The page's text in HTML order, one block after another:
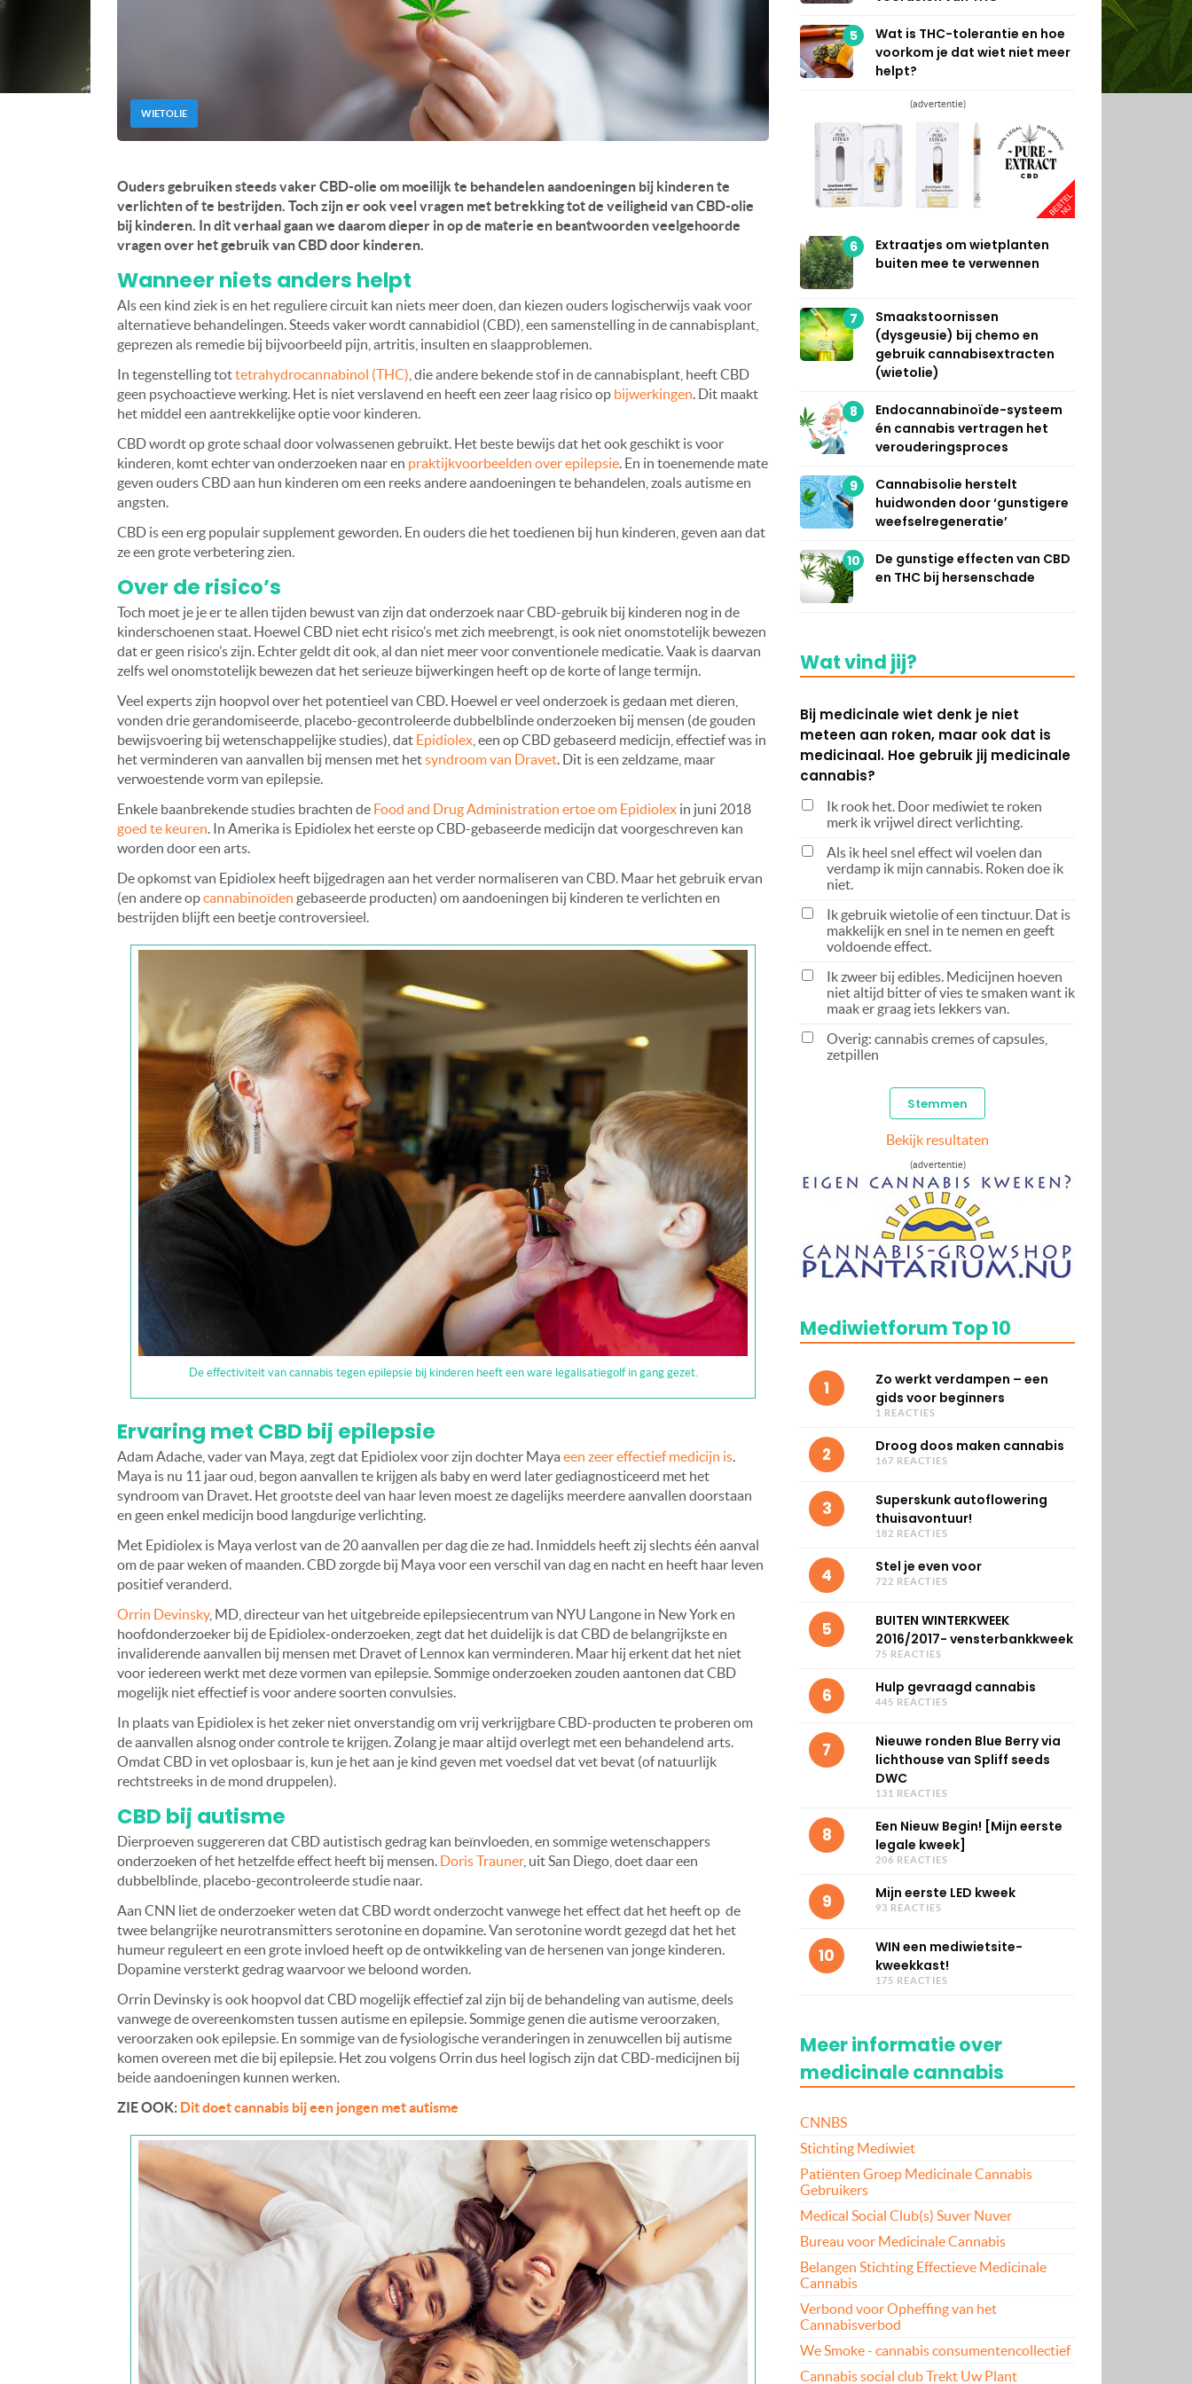
WIETOLIE
Ouders gebruiken steeds vaker CBD-olie om moeilijk te behandelen aandoeningen bij kinderen te
verlichten of te bestrijden. Toch zijn er ook veel vragen met betrekking tot de veiligheid van CBD-olie
bij kinderen. In dit verhaal gaan we daarom dieper in op de materie en beantwoorden veelgehoorde
vragen over het gebruik van CBD door kinderen.
Wanneer niets anders helpt
Als een kind ziek is en het reguliere circuit kan niets meer doen, dan kiezen ouders logischerwijs vaak voor
alternatieve behandelingen. Steeds vaker wordt cannabidiol (CBD), een samenstelling in de cannabisplant,
geprezen als remedie bij bijvoorbeeld pijn, artritis, insulten en slaapproblemen.
In tegenstelling tottetrahydrocannabinol (THC) , die andere bekende stof in de cannabisplant, heeft CBD
geen psychoactieve werking. Het is niet verslavend en heeft een zeer laag risico op bijwerkingen. Dit maakt
het middel een aantrekkelijke optie voor kinderen.
CBD wordt op grote schaal door volwassenen gebruikt. Het beste bewijs dat het ook geschikt is voor
kinderen, komt echter van onderzoeken naar en praktijkvoorbeelden over epilepsie. En in toenemende mate
geven ouders CBD aan hun kinderen om een reeks andere aandoeningen te behandelen, zoals autisme en
angsten.
CBD is een erg populair supplement geworden. En ouders die het toedienen bij hun kinderen, geven aan dat
ze een grote verbetering zien.
Over de risico’s
Toch moet je je er te allen tijden bewust van zijn dat onderzoek naar CBD-gebruik bij kinderen nog in de
kinderschoenen staat. Hoewel CBD niet echt risico’s met zich meebrengt, is ook niet onomstotelijk bewezen
dat er geen risico’s zijn. Echter geldt dit ook, al dan niet meer voor conventionele medicatie. Vaak is daarvan
zelfs wel onomstotelijk bewezen dat het serieuze bijwerkingen heeft op de korte of lange termijn.
Veel experts zijn hoopvol over het potentieel van CBD. Hoewel er veel onderzoek is gedaan met dieren,
vonden drie gerandomiseerde, placebo-gecontroleerde dubbelblinde onderzoeken bij mensen (de gouden
bewijsvoering bij wetenschappelijke studies), dat Epidiolex , een op CBD gebaseerd medicijn, effectief was in
het verminderen van aanvallen bij mensen met hetsyndroom van Dravet. Dit is een zeldzame, maar
verwoestende vorm van epilepsie.
Enkele baanbrekende studies brachten de Food and Drug Administration ertoe om Epidiolex in juni 2018
goed te keuren. In Amerika is Epidiolex het eerste op CBD-gebaseerde medicijn dat voorgeschreven kan
worden door een arts.
De opkomst van Epidiolex heeft bijgedragen aan het verder normaliseren van CBD. Maar het gebruik ervan
(en andere opcannabinoïden gebaseerde producten) om aandoeningen bij kinderen te verlichten en
bestrijden blijft een beetje controversieel.
De effectiviteit van cannabis tegen epilepsie bij kinderen heeft een ware legalisatiegolf in gang gezet.
Ervaring met CBD bij epilepsie
Adam Adache, vader van Maya, zegt dat Epidiolex voor zijn dochter Maya een zeer effectief medicijn is.
Maya is nu 11 jaar oud, begon aanvallen te krijgen als baby en werd later gediagnosticeerd met het
syndroom van Dravet. Het grootste deel van haar leven moest ze dagelijks meerdere aanvallen doorstaan
en geen enkel medicijn bood langdurige verlichting.
Met Epidiolex is Maya verlost van de 20 aanvallen per dag die ze had. Inmiddels heeft zij slechts één aanval
om de paar weken of maanden. CBD zorgde bij Maya voor een verschil van dag en nacht en heeft haar leven
positief veranderd.
Orrin Devinsky, MD, directeur van het uitgebreide epilepsiecentrum van NYU Langone in New York en
hoofdonderzoeker bij de Epidiolex-onderzoeken, zegt dat het duidelijk is dat CBD de belangrijkste en
invaliderende aanvallen bij mensen met Dravet of Lennox kan verminderen. Maar hij erkent dat het niet
voor iedereen werkt met deze vormen van epilepsie. Sommige onderzoeken zouden aantonen dat CBD
mogelijk niet effectief is voor andere soorten convulsies.
In plaats van Epidiolex is het zeker niet onverstandig om vrij verkrijgbare CBD-producten te proberen om
de aanvallen alsnog onder controle te krijgen. Zolang je maar altijd overlegt met een behandelend arts.
Omdat CBD in vet oplosbaar is, kun je het aan je kind geven met voedsel dat vet bevat (of natuurlijk
rechtstreeks in de mond druppelen).
CBD bij autisme
Dierproeven suggereren dat CBD autistisch gedrag kan beïnvloeden, en sommige wetenschappers
onderzoeken of het hetzelfde effect heeft bij mensen. Doris Trauner, uit San Diego, doet daar een
dubbelblinde, placebo-gecontroleerde studie naar.
Aan CNN liet de onderzoeker weten dat CBD wordt onderzocht vanwege het effect dat het heeft op de
twee belangrijke neurotransmitters serotonine en dopamine. Van serotonine wordt gezegd dat het het
humeur reguleert en een grote invloed heeft op de ontwikkeling van de hersenen van jonge kinderen.
Dopamine versterkt gedrag waarvoor we beloond worden.
Orrin Devinsky is ook hoopvol dat CBD mogelijk effectief zal zijn bij de behandeling van autisme, deels
vanwege de overeenkomsten tussen autisme en epilepsie. Sommige genen die autisme veroorzaken,
veroorzaken ook epilepsie. En sommige van de fysiologische veranderingen in zenuwcellen bij autisme
komen overeen met die bij epilepsie. Het zou volgens Orrin dus heel logisch zijn dat CBD-medicijnen bij
beide aandoeningen kunnen werken.
ZIE OOK: Dit doet cannabis bij een jongen met autisme
5
Wat is THC-tolerantie en hoe
voorkom je dat wiet niet meer
helpt?
(advertentie)
6
Extraatjes om wietplanten
buiten mee te verwennen
7
Smaakstoornissen
(dysgeusie) bij chemo en
gebruik cannabisextracten
(wietolie)
8
Endocannabinoïde-systeem
én cannabis vertragen het
verouderingsproces
9
Cannabisolie herstelt
huidwonden door ‘gunstigere
weefselregeneratie’
10
De gunstige effecten van CBD
en THC bij hersenschade
Wat vind jij?
Bij medicinale wiet denk je niet
meteen aan roken, maar ook dat is
medicinaal. Hoe gebruik jij medicinale
cannabis?
Ik rook het. Door mediwiet te roken
merk ik vrijwel direct verlichting.
Als ik heel snel effect wil voelen dan
verdamp ik mijn cannabis. Roken doe ik
niet.
Ik gebruik wietolie of een tinctuur. Dat is
makkelijk en snel in te nemen en geeft
voldoende effect.
Ik zweer bij edibles. Medicijnen hoeven
niet altijd bitter of vies te smaken want ik
maak er graag iets lekkers van.
Overig: cannabis cremes of capsules,
zetpillen
Bekijk resultaten
(advertentie)
Mediwietforum Top 10
1
Zo werkt verdampen – een
gids voor beginners
1 REACTIES
2 Droog doos maken cannabis
167 REACTIES
3
Superskunk autoflowering
thuisavontuur!
182 REACTIES
4 Stel je even voor
722 REACTIES
5
BUITEN WINTERKWEEK
2016/2017- vensterbankkweek
75 REACTIES
6 Hulp gevraagd cannabis
445 REACTIES
7
Nieuwe ronden Blue Berry via
lichthouse van Spliff seeds
DWC
131 REACTIES
8
Een Nieuw Begin! [Mijn eerste
legale kweek]
206 REACTIES
9 Mijn eerste LED kweek
93 REACTIES
10
WIN een mediwietsite-
kweekkast!
175 REACTIES
Meer informatie over
medicinale cannabis
CNNBS
Stichting Mediwiet
Patiënten Groep Medicinale Cannabis
Gebruikers
Medical Social Club(s) Suver Nuver
Bureau voor Medicinale Cannabis
Belangen Stichting Effectieve Medicinale
Cannabis
Verbond voor Opheffing van het
Cannabisverbod
We Smoke - cannabis consumentencollectief
Cannabis social club Trekt Uw Plant